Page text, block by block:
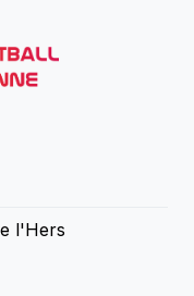
l'Hers